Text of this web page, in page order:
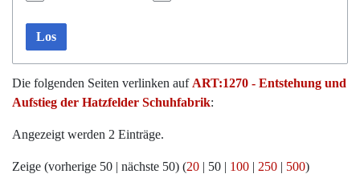
Los
Die folgenden Seiten verlinken auf ART:1270 - Entstehung und
Aufstieg der Hatzfelder Schuhfabrik:
Angezeigt werden 2 Einträge.
Zeige (vorherige 50 | nächste 50) (20 | 50 | 100 | 250 | 500)